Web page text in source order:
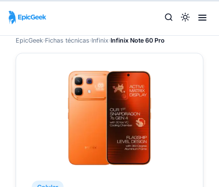
EpicGeek›Fichas técnicas›Infinix›Infinix Note 60 Pro